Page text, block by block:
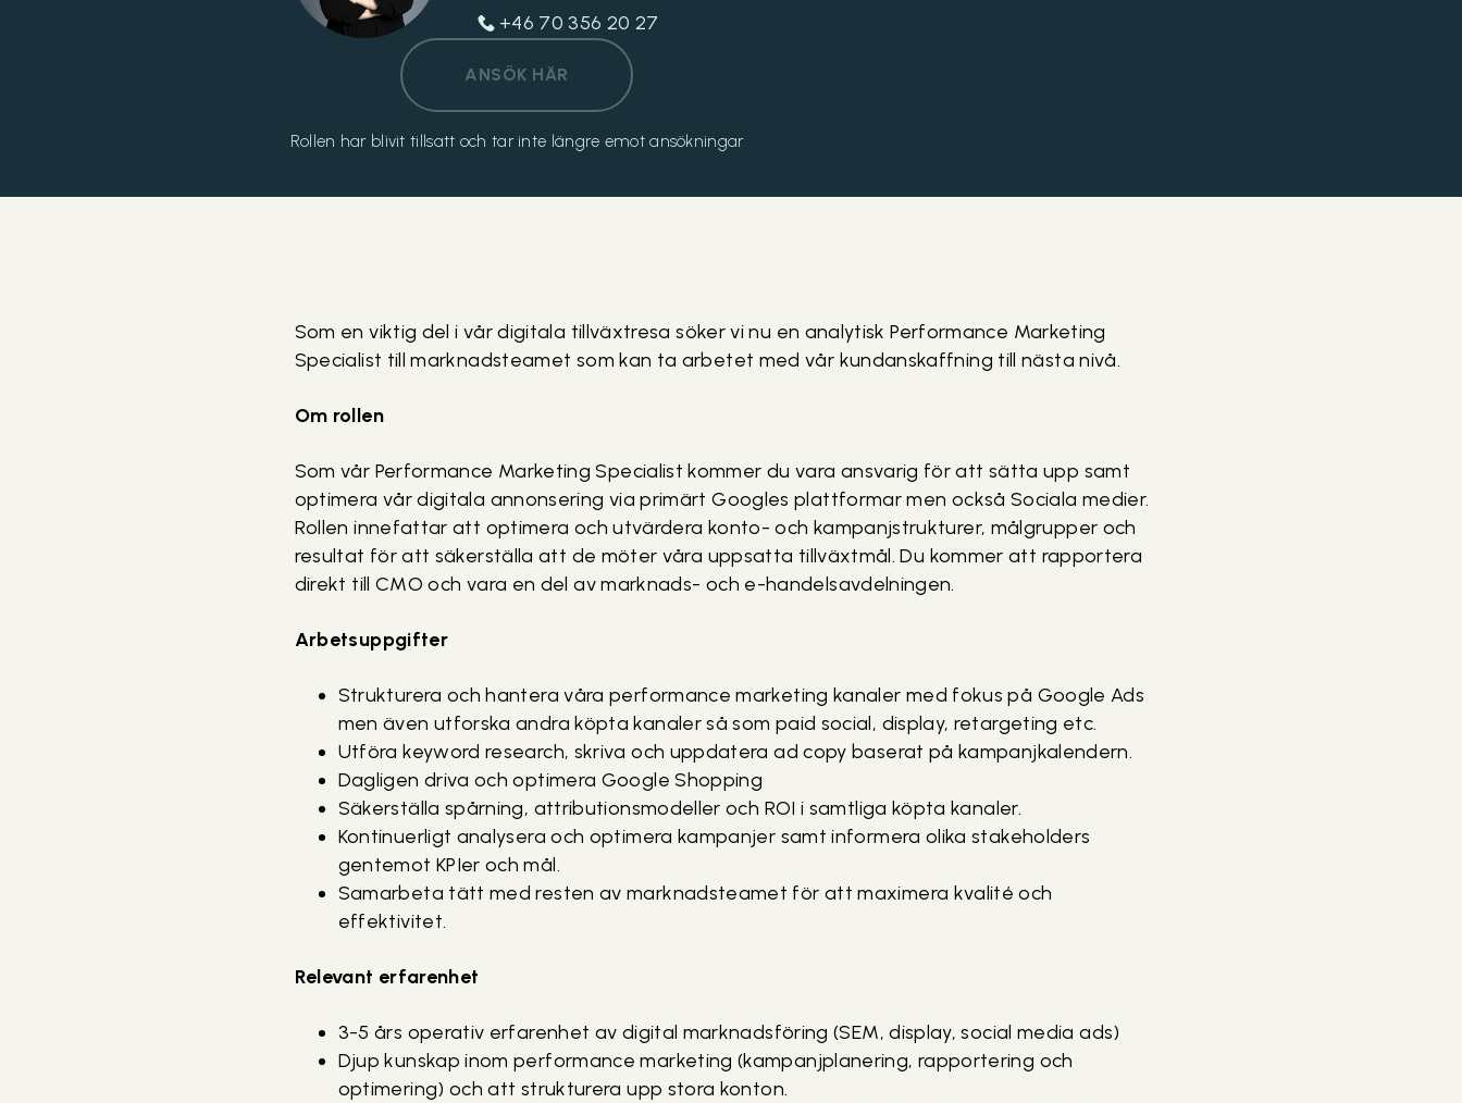
+46 70 356 20 27
ANSÖK HÄR
Rollen har blivit tillsatt och tar inte längre emot ansökningar
Som en viktig del i vår digitala tillväxtresa söker vi nu en analytisk Performance Marketing
Specialist till marknadsteamet som kan ta arbetet med vår kundanskaffning till nästa nivå.
Om rollen
Som vår Performance Marketing Specialist kommer du vara ansvarig för att sätta upp samt
optimera vår digitala annonsering via primärt Googles plattformar men också Sociala medier.
Rollen innefattar att optimera och utvärdera konto- och kampanjstrukturer, målgrupper och
resultat för att säkerställa att de möter våra uppsatta tillväxtmål. Du kommer att rapportera
direkt till CMO och vara en del av marknads- och e-handelsavdelningen.
Arbetsuppgifter
Strukturera och hantera våra performance marketing kanaler med fokus på Google Ads
men även utforska andra köpta kanaler så som paid social, display, retargeting etc.
Utföra keyword research, skriva och uppdatera ad copy baserat på kampanjkalendern.
Dagligen driva och optimera Google Shopping
Säkerställa spårning, attributionsmodeller och ROI i samtliga köpta kanaler.
Kontinuerligt analysera och optimera kampanjer samt informera olika stakeholders
gentemot KPIer och mål.
Samarbeta tätt med resten av marknadsteamet för att maximera kvalité och
effektivitet.
Relevant erfarenhet
3-5 års operativ erfarenhet av digital marknadsföring (SEM, display, social media ads)
Djup kunskap inom performance marketing (kampanjplanering, rapportering och
optimering) och att strukturera upp stora konton.